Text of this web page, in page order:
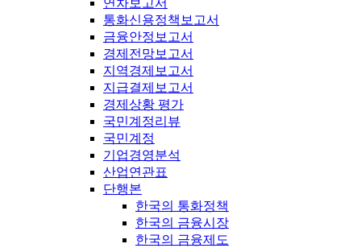
연차보고서
통화신용정책보고서
금융안정보고서
경제전망보고서
지역경제보고서
지급결제보고서
경제상황 평가
국민계정리뷰
국민계정
기업경영분석
산업연관표
단행본
한국의 통화정책
한국의 금융시장
한국의 금융제도